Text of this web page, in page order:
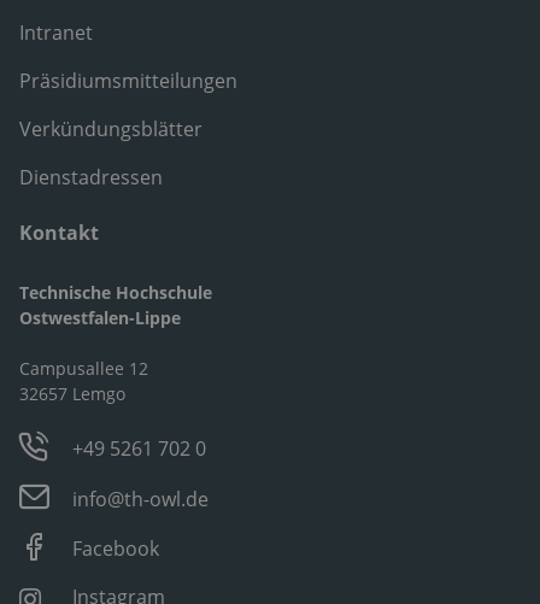
Intranet
Präsidiumsmitteilungen
Verkündungsblätter
Dienstadressen
Kontakt
Technische Hochschule
Ostwestfalen-Lippe
Campusallee 12
32657 Lemgo
+49 5261 702 0
info@th-owl.de
Facebook
Instagram